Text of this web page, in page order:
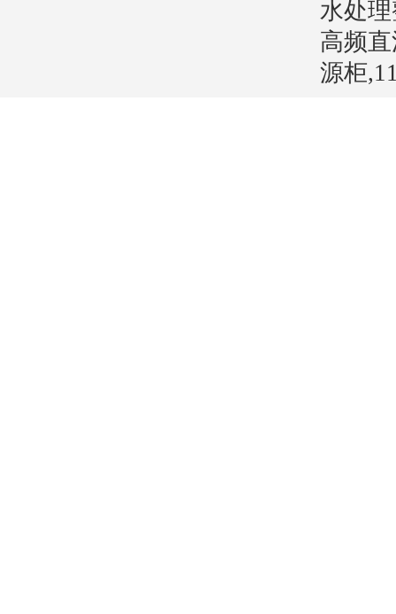
水处
高频
源柜